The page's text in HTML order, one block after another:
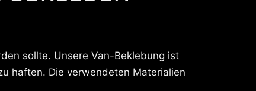
sollte. Unsere Van-Beklebung ist
haften. Die verwendeten Materialien